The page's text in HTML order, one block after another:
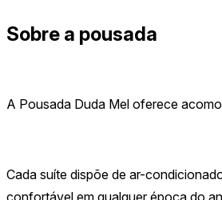
Sobre a pousada
A Pousada Duda Mel oferece
Cada suíte dispõe de ar-